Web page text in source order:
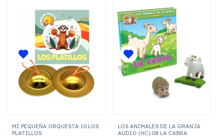
MI PEQUEÑA ORQUESTA 10 LOS
PLATILLOS
LOS ANIMALES DE LA GRANJA
AUDIO (HC) 08 LA CABRA